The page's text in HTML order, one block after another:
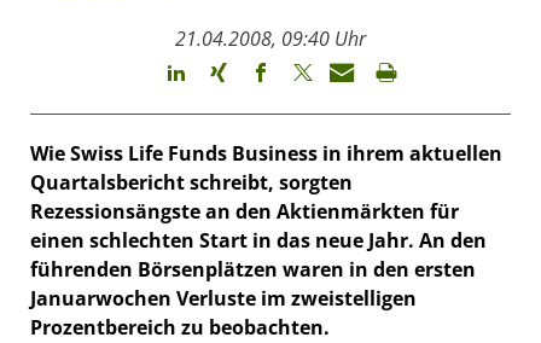
21.04.2008, 09:40 Uhr
Wie Swiss Life Funds Business in ihrem aktuellen
Quartalsbericht schreibt, sorgten
Rezessionsängste an den Aktienmärkten für
einen schlechten Start in das neue Jahr. An den
führenden Börsenplätzen waren in den ersten
Januarwochen Verluste im zweistelligen
Prozentbereich zu beobachten.